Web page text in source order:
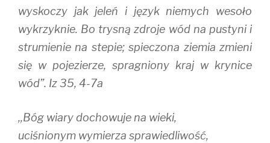
wyskoczy jak jeleń i język niemych wesoło
wykrzyknie. Bo trysną zdroje wód na pustyni i
strumienie na stepie; spieczona ziemia zmieni
się w pojezierze, spragniony kraj w krynice
wód”. Iz 35, 4-7a
,,Bóg wiary dochowuje na wieki,
uciśnionym wymierza sprawiedliwość,